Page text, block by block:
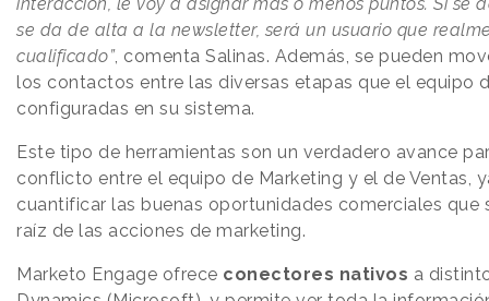
se da de alta a la newsletter, será un usuario que
cualificado”, comenta Salinas. Además, se pueden
los contactos entre las diversas etapas que el equipo
configuradas en su sistema.
Este tipo de herramientas son un verdadero avance
conflicto entre el equipo de Marketing y el de Ventas,
cuantificar las buenas oportunidades comerciales que
raíz de las acciones de marketing.
Marketo Engage ofrece conectores nativos a